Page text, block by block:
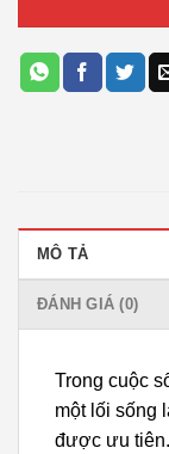
MÔ TẢ
ĐÁNH GIÁ (0)
Trong cuộc
một lối sống
được ưu